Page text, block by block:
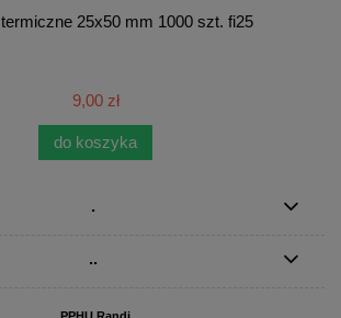
25x50 mm 1000 szt. fi25
9,00 zł
do koszyka
.
..